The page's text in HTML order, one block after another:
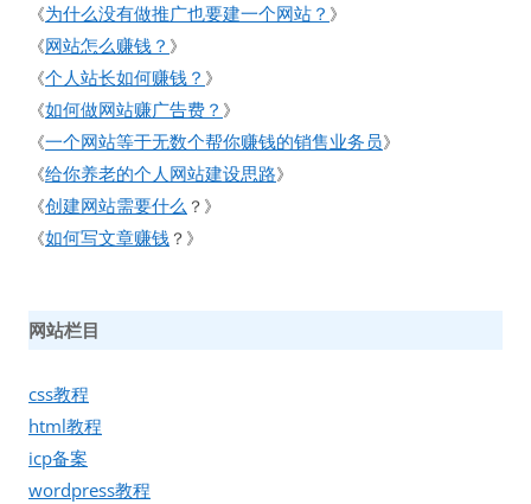
《为什么没有做推广也要建一个网站？ 》
《网站怎么赚钱？ 》
《个人站长如何赚钱？ 》
《如何做网站赚广告费？ 》
《一个网站等于无数个帮你赚钱的销售业务员》
《给你养老的个人网站建设思路》
《创建网站需要什么 ？》
《如何写文章赚钱 ？》
网站栏目
css教程
html教程
icp备案
wordpress教程